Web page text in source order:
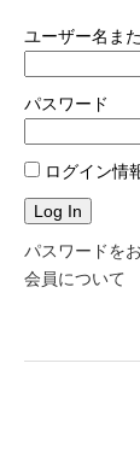
ユーザー名ま
パスワード
ログイン情
パスワードを
会員について